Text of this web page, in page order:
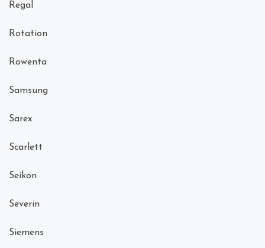
Regal
Rotation
Rowenta
Samsung
Sarex
Scarlett
Seikon
Severin
Siemens